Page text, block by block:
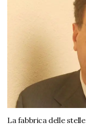
La fabbrica delle stelle